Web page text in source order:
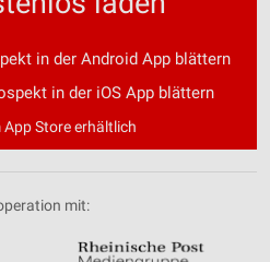
in der Android App blättern
in der iOS App blättern
App Store erhältlich
mit: